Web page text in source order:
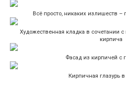
Всё просто, никаких излишеств –
Художественная кладка в сочетании с
кирпича
Фасад из кирпичей с
Кирпичная глазурь